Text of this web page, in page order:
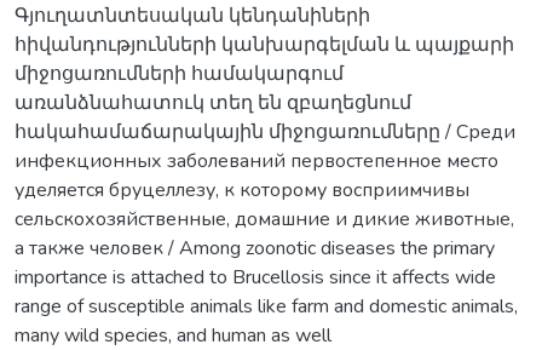
Գյուղատնտեսական կենդանիների
հիվանդությունների կանխարգելման և պայքարի
միջոցառումների համակարգում
առանձնահատուկ տեղ են զբաղեցնում
հակահամաճարակային միջոցառումները / Среди
инфекционных заболеваний первостепенное место
уделяется бруцеллезу, к которому восприимчивы
сельскохозяйственные, домашние и дикие животные,
a также человек / Among zoonotic diseases the primary
importance is attached to Brucellosis since it affects wide
range of susceptible animals like farm and domestic animals,
many wild species, and human as well